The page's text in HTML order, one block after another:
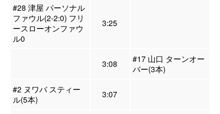
#28 津屋 パーソナル
ファウル(2-2:0) フリ
ースローオンファウ
ル0
3:25
3:08
#17 山口 ターンオー
バー(3本)
#2 ヌワバ スティー
ル(5本)
3:07